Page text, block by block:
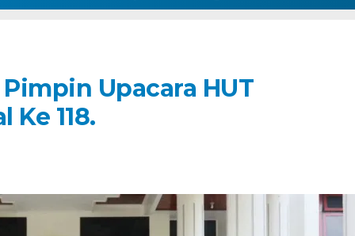
Upacara HUT
118.